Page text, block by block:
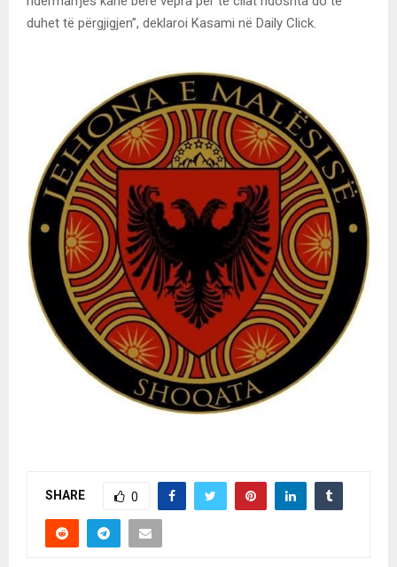
duhet të përgjigjen”, deklaroi Kasami në Daily Click.
SHARE 0